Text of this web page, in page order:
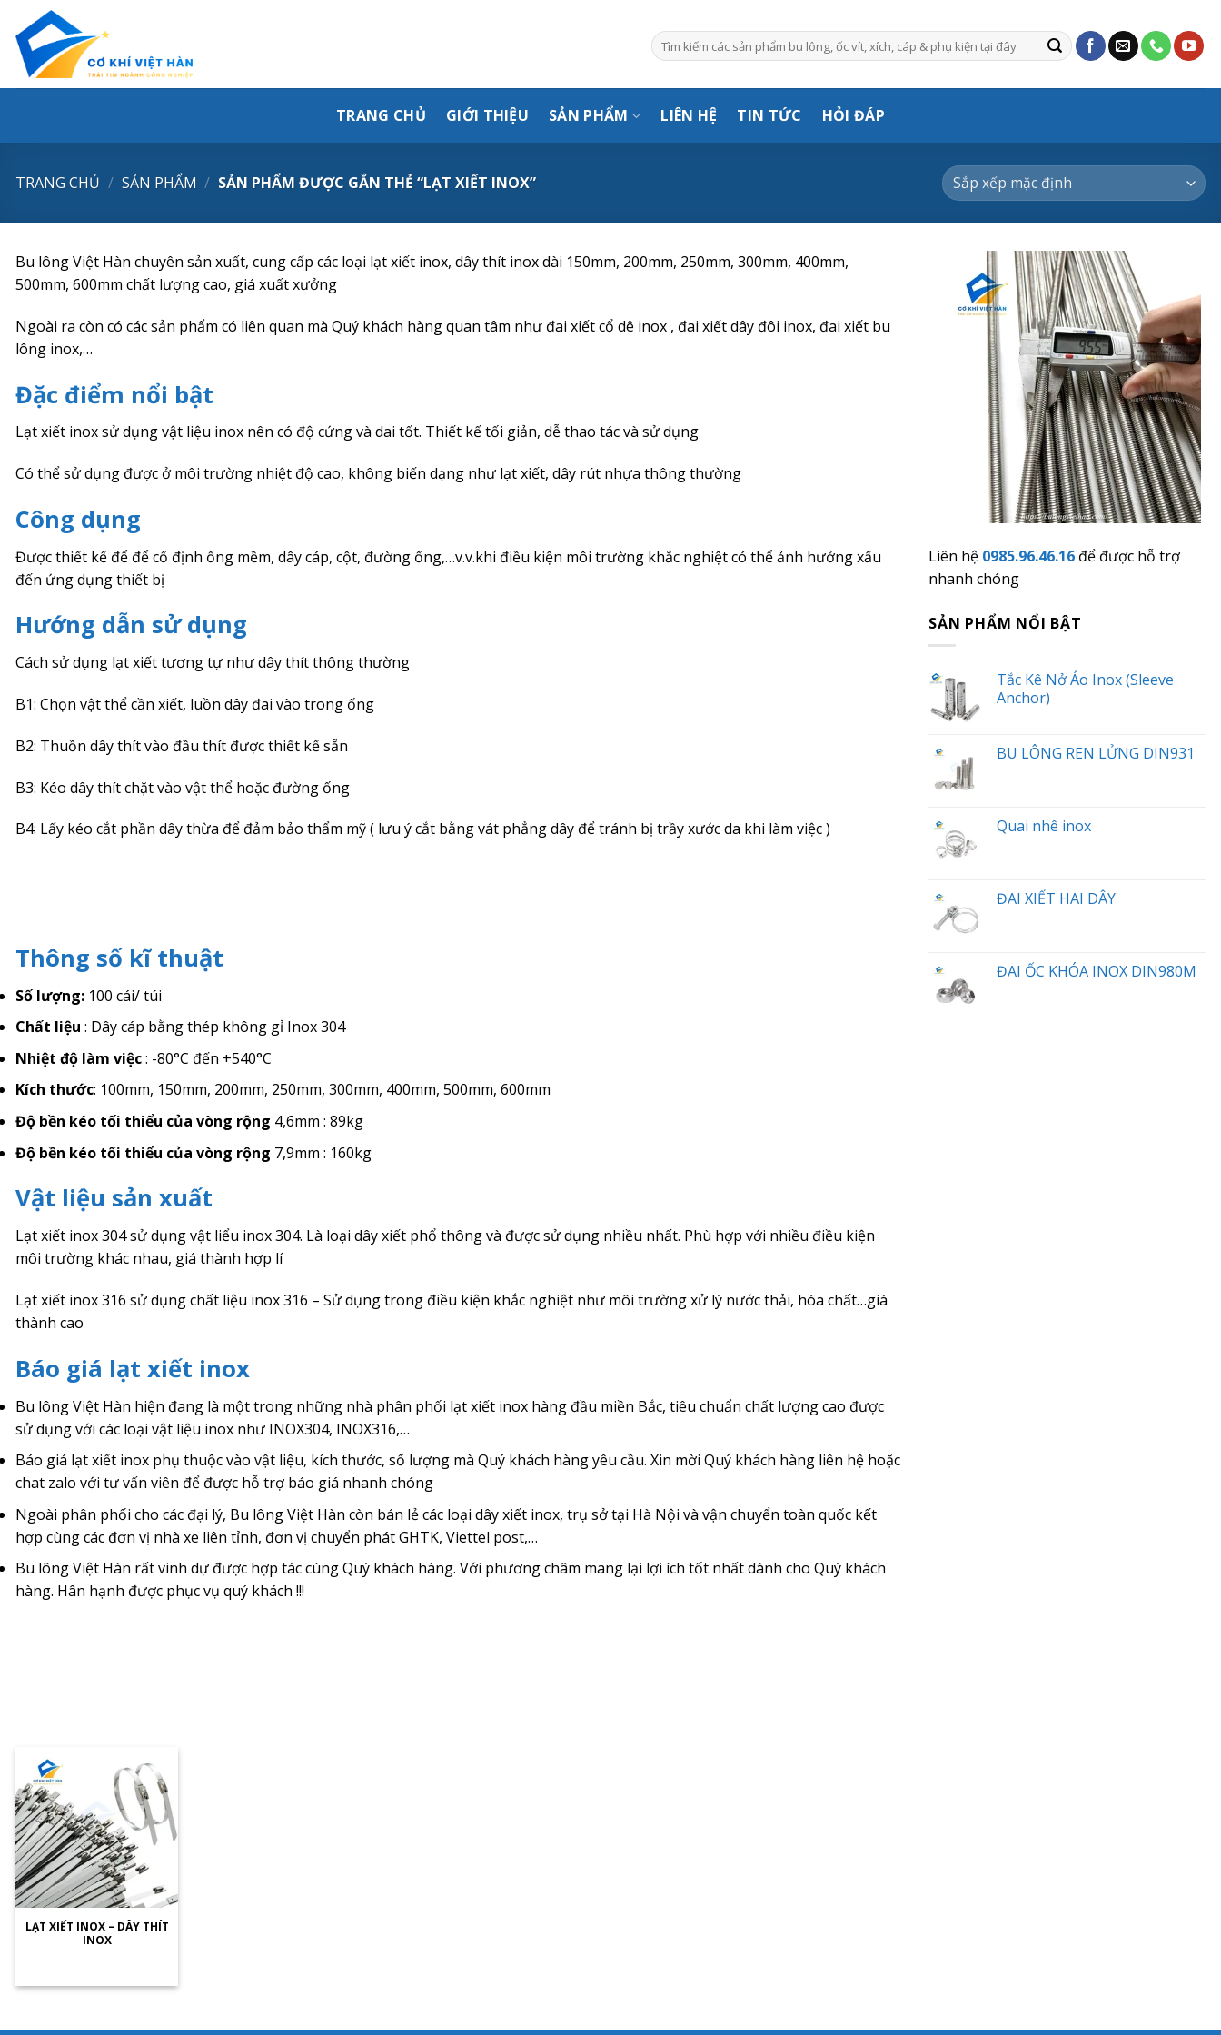
content
Tìm
kiếm:
TRANG CHỦ GIỚI THIỆU SẢN PHẨM LIÊN HỆ TIN TỨC HỎI ĐÁP
TRANG CHỦ / SẢN PHẨM / SẢN PHẨM ĐƯỢC GẮN THẺ “LẠT XIẾT INOX”
Bu lông Việt Hàn chuyên sản xuất, cung cấp các loại lạt xiết inox, dây thít inox dài 150mm, 200mm, 250mm, 300mm, 400mm,
500mm, 600mm chất lượng cao, giá xuất xưởng
Ngoài ra còn có các sản phẩm có liên quan mà Quý khách hàng quan tâm như đai xiết cổ dê inox , đai xiết dây đôi inox, đai xiết bu
lông inox,…
Đặc điểm nổi bật
Lạt xiết inox sử dụng vật liệu inox nên có độ cứng và dai tốt. Thiết kế tối giản, dễ thao tác và sử dụng
Có thể sử dụng được ở môi trường nhiệt độ cao, không biến dạng như lạt xiết, dây rút nhựa thông thường
Công dụng
Được thiết kế để để cố định ống mềm, dây cáp, cột, đường ống,…v.v.khi điều kiện môi trường khắc nghiệt có thể ảnh hưởng xấu
đến ứng dụng thiết bị
Hướng dẫn sử dụng
Cách sử dụng lạt xiết tương tự như dây thít thông thường
B1: Chọn vật thể cần xiết, luồn dây đai vào trong ống
B2: Thuồn dây thít vào đầu thít được thiết kế sẵn
B3: Kéo dây thít chặt vào vật thể hoặc đường ống
B4: Lấy kéo cắt phần dây thừa để đảm bảo thẩm mỹ ( lưu ý cắt bằng vát phẳng dây để tránh bị trầy xước da khi làm việc )
Thông số kĩ thuật
Số lượng: 100 cái/ túi
Chất liệu : Dây cáp bằng thép không gỉ Inox 304
Nhiệt độ làm việc: -80°C đến +540°C
Kích thước: 100mm, 150mm, 200mm, 250mm, 300mm, 400mm, 500mm, 600mm
Độ bền kéo tối thiểu của vòng rộng 4,6mm : 89kg
Độ bền kéo tối thiểu của vòng rộng 7,9mm : 160kg
Vật liệu sản xuất
Lạt xiết inox 304 sử dụng vật liểu inox 304. Là loại dây xiết phổ thông và được sử dụng nhiều nhất. Phù hợp với nhiều điều kiện
môi trường khác nhau, giá thành hợp lí
Lạt xiết inox 316 sử dụng chất liệu inox 316 – Sử dụng trong điều kiện khắc nghiệt như môi trường xử lý nước thải, hóa chất…giá
thành cao
Báo giá lạt xiết inox
Bu lông Việt Hàn hiện đang là một trong những nhà phân phối lạt xiết inox hàng đầu miền Bắc, tiêu chuẩn chất lượng cao được
sử dụng với các loại vật liệu inox như INOX304, INOX316,…
Báo giá lạt xiết inox phụ thuộc vào vật liệu, kích thước, số lượng mà Quý khách hàng yêu cầu. Xin mời Quý khách hàng liên hệ hoặc
chat zalo với tư vấn viên để được hỗ trợ báo giá nhanh chóng
Ngoài phân phối cho các đại lý, Bu lông Việt Hàn còn bán lẻ các loại dây xiết inox, trụ sở tại Hà Nội và vận chuyển toàn quốc kết
hợp cùng các đơn vị nhà xe liên tỉnh, đơn vị chuyển phát GHTK, Viettel post,…
Bu lông Việt Hàn rất vinh dự được hợp tác cùng Quý khách hàng. Với phương châm mang lại lợi ích tốt nhất dành cho Quý khách
hàng. Hân hạnh được phục vụ quý khách !!!
LẠT XIẾT INOX – DÂY THÍT
INOX
Liên hệ 0985.96.46.16 để được hỗ trợ
nhanh chóng
SẢN PHẨM NỔI BẬT
Tắc Kê Nở Áo Inox (Sleeve
Anchor)
BU LÔNG REN LỬNG DIN931
Quai nhê inox
ĐAI XIẾT HAI DÂY
ĐAI ỐC KHÓA INOX DIN980M